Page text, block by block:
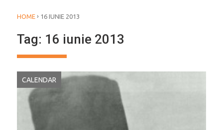
HOME › 16 IUNIE 2013
Tag: 16 iunie 2013
CALENDAR